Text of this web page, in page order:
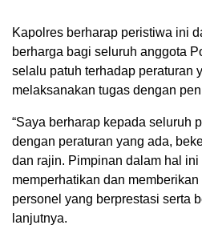
Kapolres berharap peristiwa ini
berharga bagi seluruh anggota
selalu patuh terhadap peraturan
melaksanakan tugas dengan
“Saya berharap kepada seluruh
dengan peraturan yang ada,
dan rajin. Pimpinan dalam hal ini
memperhatikan dan
personel yang berprestasi serta
lanjutnya.